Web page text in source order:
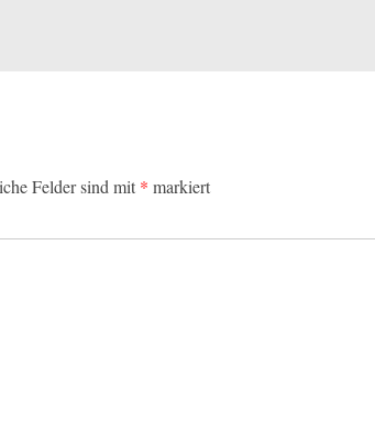
Felder sind mit * markiert